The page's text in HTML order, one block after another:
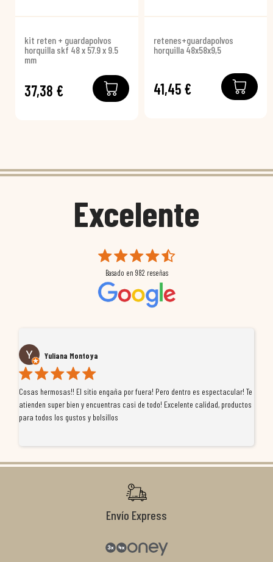
kit reten + guardapolvos
horquilla skf 48 x 57.9 x 9.5
mm
37,38 €
retenes+guardapolvos
horquilla 48x58x9,5
41,45 €
Excelente
Basado en 982 reseñas
Yuliana Montoya
Cosas hermosas!! El sitio engaña por fuera! Pero dentro es espectacular! Te
atienden super bien y encuentras casi de todo! Excelente calidad, productos
para todos los gustos y bolsillos
Envío Express